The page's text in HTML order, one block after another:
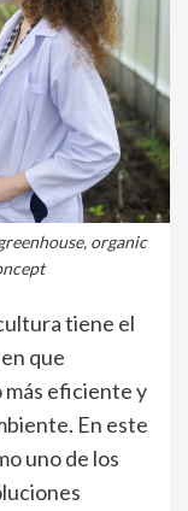
organic
tiene el
que
eficiente y
En este
uno de los